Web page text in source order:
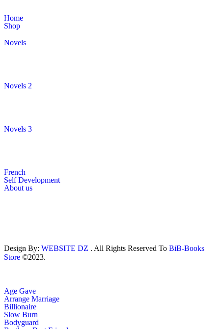
Home
Shop
Novels
Novels 2
Novels 3
French
Self Development
About us
Design By: WEBSITE DZ . All Rights Reserved To BiB-Books
Store ©2023.
Age Gave
Arrange Marriage
Billionaire
Slow Burn
Bodyguard